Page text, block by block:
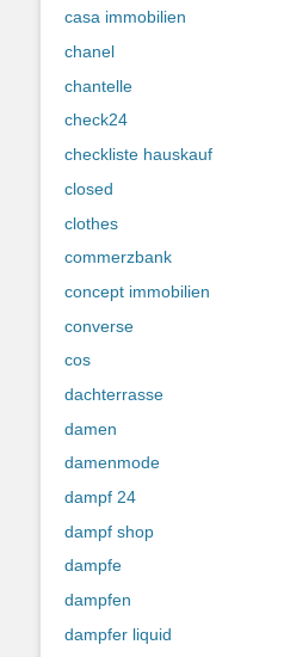
casa immobilien
chanel
chantelle
check24
checkliste hauskauf
closed
clothes
commerzbank
concept immobilien
converse
cos
dachterrasse
damen
damenmode
dampf 24
dampf shop
dampfe
dampfen
dampfer liquid